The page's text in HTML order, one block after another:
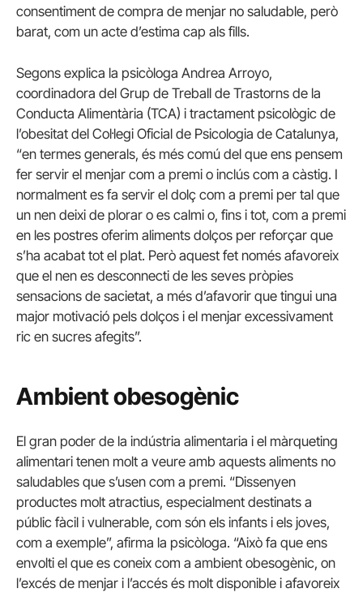
consentiment de compra de menjar no saludable, però
barat, com un acte d’estima cap als fills.
Segons explica la psicòloga Andrea Arroyo,
coordinadora del Grup de Treball de Trastorns de la
Conducta Alimentària (TCA) i tractament psicològic de
l’obesitat del Col·legi Oficial de Psicologia de Catalunya,
“en termes generals, és més comú del que ens pensem
fer servir el menjar com a premi o inclús com a càstig. I
normalment es fa servir el dolç com a premi per tal que
un nen deixi de plorar o es calmi o, fins i tot, com a premi
en les postres oferim aliments dolços per reforçar que
s’ha acabat tot el plat. Però aquest fet només afavoreix
que el nen es desconnecti de les seves pròpies
sensacions de sacietat, a més d’afavorir que tingui una
major motivació pels dolços i el menjar excessivament
ric en sucres afegits”.
Ambient obesogènic
El gran poder de la indústria alimentaria i el màrqueting
alimentari tenen molt a veure amb aquests aliments no
saludables que s’usen com a premi. “Dissenyen
productes molt atractius, especialment destinats a
públic fàcil i vulnerable, com són els infants i els joves,
com a exemple”, afirma la psicòloga. “Això fa que ens
envolti el que es coneix com a ambient obesogènic, on
l’excés de menjar i l’accés és molt disponible i afavoreix